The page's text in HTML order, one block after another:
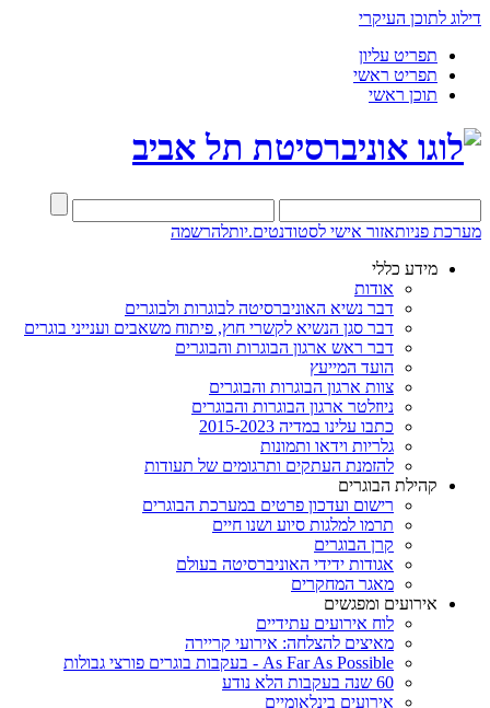
דילוג לתוכן העיקרי
תפריט עליון
תפריט ראשי
תוכן ראשי
מערכת פניותאזור אישי לסטודנטים.יותלהרשמה
מידע כללי
אודות
דבר נשיא האוניברסיטה לבוגרות ולבוגרים
דבר סגן הנשיא לקשרי חוץ, פיתוח משאבים וענייני בוגרים
דבר ראש ארגון הבוגרות והבוגרים
הועד המייעץ
צוות ארגון הבוגרות והבוגרים
ניוזלטר ארגון הבוגרות והבוגרים
כתבו עלינו במדיה 2015-2023
גלריות וידאו ותמונות
להזמנת העתקים ותרגומים של תעודות
קהילת הבוגרים
רישום ועדכון פרטים במערכת הבוגרים
תרמו למלגות סיוע ושנו חיים
קרן הבוגרים
אגודות ידידי האוניברסיטה בעולם
מאגר המחקרים
אירועים ומפגשים
לוח אירועים עתידיים
מאיצים להצלחה: אירועי קריירה
As Far As Possible - בעקבות בוגרים פורצי גבולות
60 שנה בעקבות הלא נודע
אירועים בינלאומיים